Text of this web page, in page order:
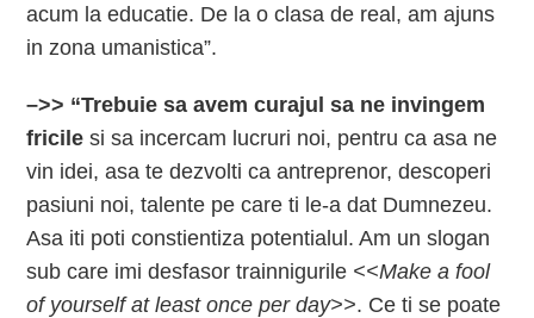
acum la educatie. De la o clasa de real, am ajuns
in zona umanistica”.
–>> “Trebuie sa avem curajul sa ne invingem
fricile si sa incercam lucruri noi, pentru ca asa ne
vin idei, asa te dezvolti ca antreprenor, descoperi
pasiuni noi, talente pe care ti le-a dat Dumnezeu.
Asa iti poti constientiza potentialul. Am un slogan
sub care imi desfasor trainnigurile <<Make a fool
of yourself at least once per day>>. Ce ti se poate